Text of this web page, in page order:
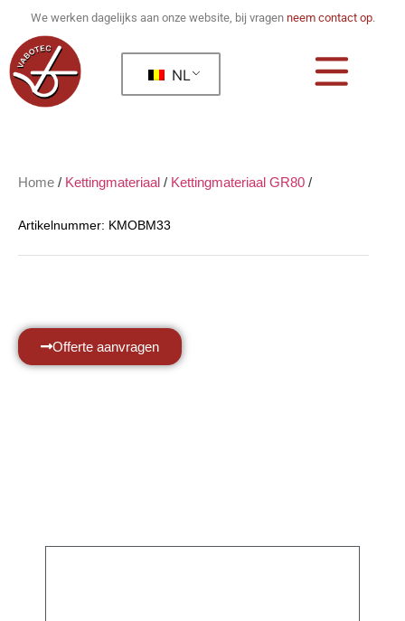
We werken dagelijks aan onze website, bij vragen neem contact op.
NL
Home / Kettingmateriaal / Kettingmateriaal GR80 /
Artikelnummer: KMOBM33
Offerte aanvragen